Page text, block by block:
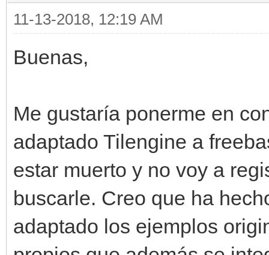
11-13-2018, 12:19 AM
Buenas,
Me gustaría ponerme en
adaptado Tilengine a
estar muerto y no voy a
buscarle. Creo que ha
adaptado los ejemplos